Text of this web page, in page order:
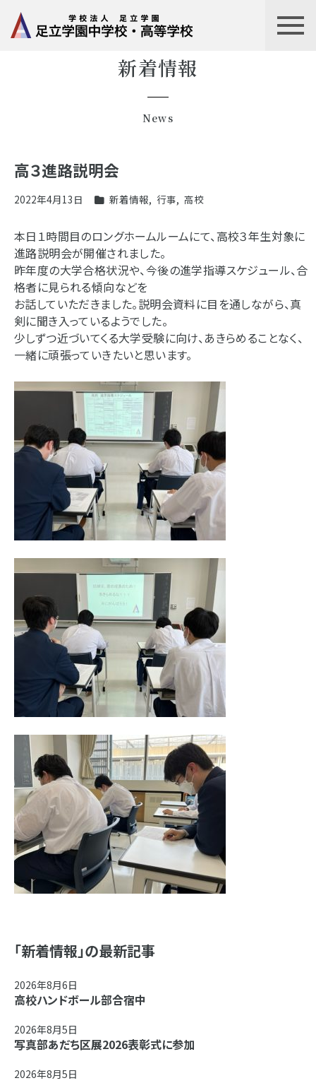
新着情報
News
高３進路説明会
2022年4月13日 新着情報, 行事, 高校
本日１時間目のロングホームルームにて、高校３年生対象に
進路説明会が開催されました。
昨年度の大学合格状況や、今後の進学指導スケジュール、合
格者に見られる傾向などを
お話していただきました。説明会資料に目を通しながら、真
剣に聞き入っているようでした。
少しずつ近づいてくる大学受験に向け、あきらめることなく、
一緒に頑張っていきたいと思います。
「新着情報」の最新記事
2026年8月6日
高校ハンドボール部合宿中
2026年8月5日
写真部あだち区展2026表彰式に参加
2026年8月5日